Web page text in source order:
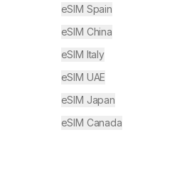
eSIM Spain
eSIM China
eSIM Italy
eSIM UAE
eSIM Japan
eSIM Canada